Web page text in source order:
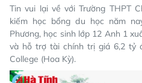
Tin vui lại về với Trường THPT
kiếm học bổng du học năm
Phương, học sinh lớp 12 Anh 1
và hỗ trợ tài chính trị giá 6,2 tỷ
College (Hoa Kỳ).